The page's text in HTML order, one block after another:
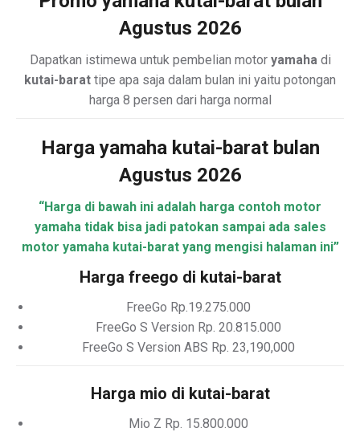
Agustus 2026
Dapatkan istimewa untuk pembelian motor yamahadi
kutai-barat tipe apa saja dalam bulan ini yaitu potongan
harga 8 persen dari harga normal
Harga yamaha kutai-barat bulan
Agustus 2026
“Harga di bawah ini adalah harga contoh motor
yamaha tidak bisa jadi patokan sampai ada sales
motor yamaha kutai-barat yang mengisi halaman ini”
Harga freego di kutai-barat
FreeGo Rp.19.275.000
FreeGo S Version Rp. 20.815.000
FreeGo S Version ABS Rp. 23,190,000
Harga mio di kutai-barat
Mio Z Rp. 15.800.000